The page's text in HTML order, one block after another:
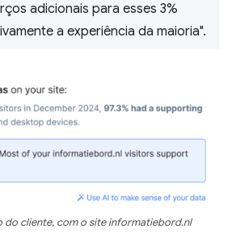
adicionais para esses 3%
a experiência da maioria".
do cliente, com o site informatiebord.nl